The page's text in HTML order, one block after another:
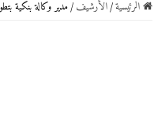
الرئيسية / اﻷرشيف / مدير وكالة بنكية